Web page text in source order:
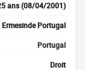
ans (08/04/2001)
Ermesinde Portugal
Portugal
Droit